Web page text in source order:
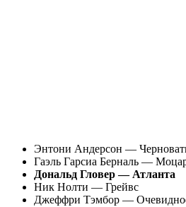
Энтони Андерсон —
Гаэль Гарсиа Берналь —
Дональд Гловер — Атланта
Ник Нолти — Грейвс
Джеффри Тэмбор —